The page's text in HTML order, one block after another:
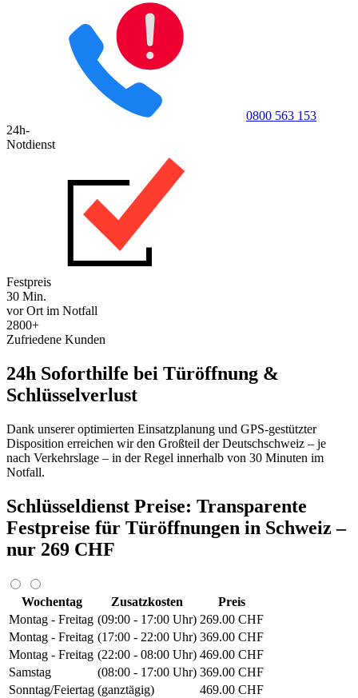
0800 563 153
24h-
Notdienst
Festpreis
30 Min.
vor Ort im Notfall
2800+
Zufriedene Kunden
24h Soforthilfe bei Türöffnung &
Schlüsselverlust
Dank unserer optimierten Einsatzplanung und GPS-gestützter
Disposition erreichen wir den Großteil der Deutschschweiz – je
nach Verkehrslage – in der Regel innerhalb von 30 Minuten im
Notfall.
Schlüsseldienst Preise: Transparente
Festpreise für Türöffnungen in Schweiz –
nur 269 CHF
Wochentag Zusatzkosten
Preis
Montag - Freitag (09:00 - 17:00 Uhr) 269.00 CHF
Montag - Freitag (17:00 - 22:00 Uhr) 369.00 CHF
Montag - Freitag (22:00 - 08:00 Uhr) 469.00 CHF
Samstag
(08:00 - 17:00 Uhr) 369.00 CHF
Sonntag/Feiertag (ganztägig)
469.00 CHF